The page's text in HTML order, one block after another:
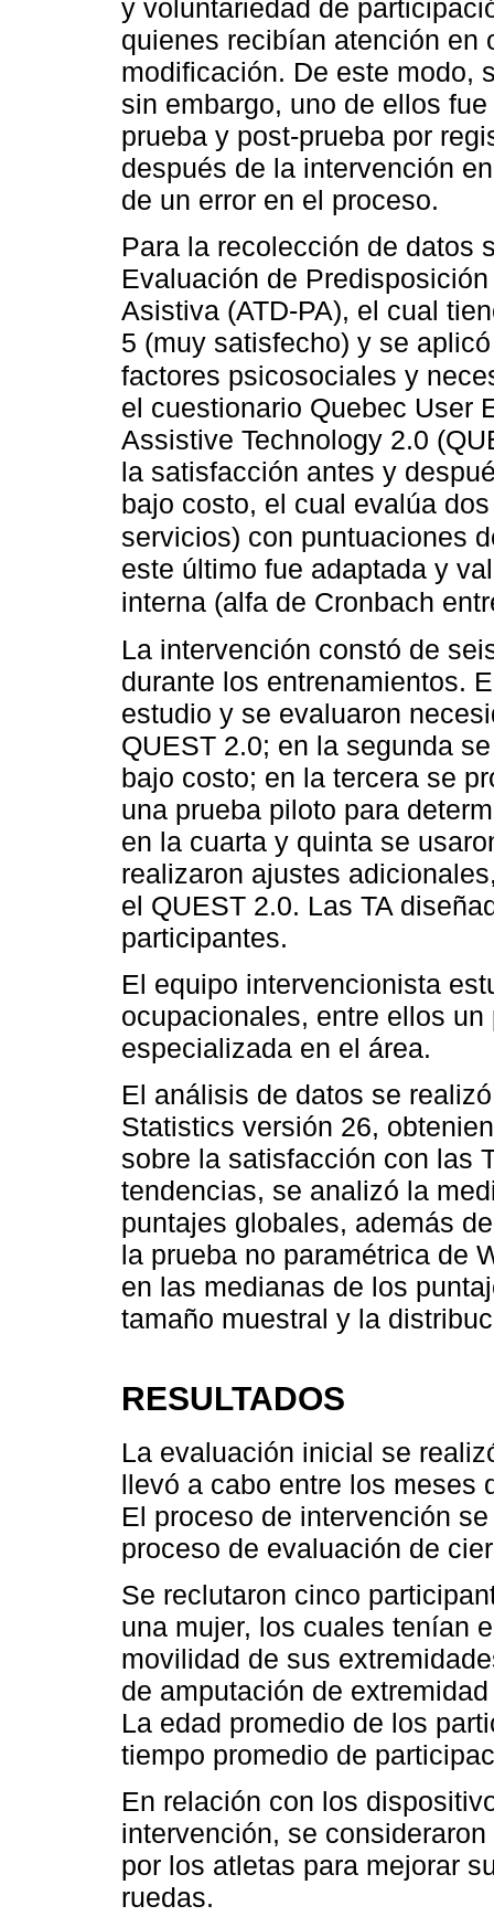
y voluntariedad de
quienes recibían atención en
modificación. De este modo,
sin embargo, uno de ellos
prueba y post-prueba por
después de la intervención
de un error en el proceso.
Para la recolección de datos
Evaluación de
Asistiva (ATD-PA), el cual
5 (muy satisfecho) y se
factores psicosociales y
el cuestionario Quebec User
Assistive Technology 2.0
la satisfacción antes y
bajo costo, el cual evalúa
servicios) con puntuaciones
este último fue adaptada y
interna (alfa de Cronbach
La intervención constó de
durante los entrenamientos.
estudio y se evaluaron
QUEST 2.0; en la segunda
bajo costo; en la tercera se
una prueba piloto para
en la cuarta y quinta se
realizaron ajustes
el QUEST 2.0. Las TA
participantes.
El equipo intervencionista
ocupacionales, entre ellos
especializada en el área.
El análisis de datos se
Statistics versión 26,
sobre la satisfacción con las
tendencias, se analizó la
puntajes globales, además
la prueba no paramétrica de
en las medianas de los
tamaño muestral y la
RESULTADOS
La evaluación inicial se
llevó a cabo entre los meses
El proceso de intervención
proceso de evaluación de
Se reclutaron cinco
una mujer, los cuales tenían
movilidad de sus
de amputación de
La edad promedio de los
tiempo promedio de
En relación con los
intervención, se
por los atletas para mejorar
ruedas.